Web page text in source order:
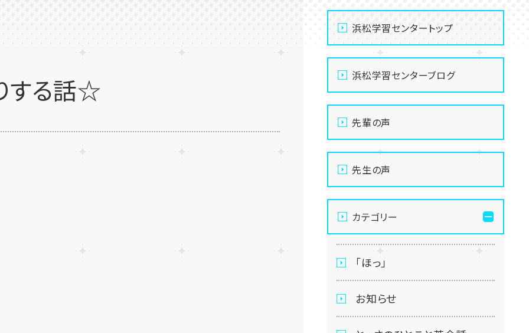
する話☆
浜松学習センタートップ
浜松学習センターブログ
先輩の声
先生の声
カテゴリー
「ほっ」
お知らせ